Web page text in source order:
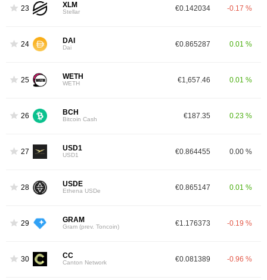
23 XLM
Stellar €0.142034 -0.17 %
24 DAI
Dai €0.865287 0.01 %
25 WETH
WETH €1,657.46 0.01 %
26 BCH
Bitcoin Cash €187.35 0.23 %
27 USD1
USD1 €0.864455 0.00 %
28 USDE
Ethena USDe €0.865147 0.01 %
29 GRAM
Gram (prev. Toncoin) €1.176373 -0.19 %
30 CC
Canton Network €0.081389 -0.96 %